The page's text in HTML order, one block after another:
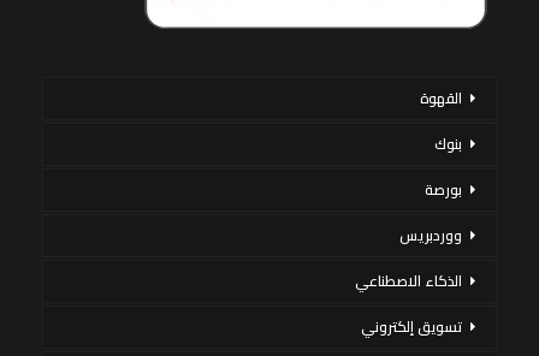
القهوة
بنوك
بورصة
ووردبريس
الذكاء الاصطناعي
تسويق إلكتروني